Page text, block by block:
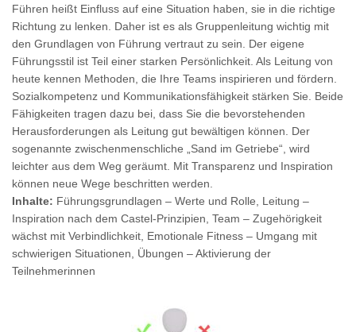
Führen heißt Einfluss auf eine Situation haben, sie in die richtige
Richtung zu lenken. Daher ist es als Gruppenleitung wichtig mit
den Grundlagen von Führung vertraut zu sein. Der eigene
Führungsstil ist Teil einer starken Persönlichkeit. Als Leitung von
heute kennen Methoden, die Ihre Teams inspirieren und fördern.
Sozialkompetenz und Kommunikationsfähigkeit stärken Sie. Beide
Fähigkeiten tragen dazu bei, dass Sie die bevorstehenden
Herausforderungen als Leitung gut bewältigen können. Der
sogenannte zwischenmenschliche „Sand im Getriebe“, wird
leichter aus dem Weg geräumt. Mit Transparenz und Inspiration
können neue Wege beschritten werden.
Inhalte: Führungsgrundlagen – Werte und Rolle, Leitung –
Inspiration nach dem Castel-Prinzipien, Team – Zugehörigkeit
wächst mit Verbindlichkeit, Emotionale Fitness – Umgang mit
schwierigen Situationen, Übungen – Aktivierung der
Teilnehmerinnen